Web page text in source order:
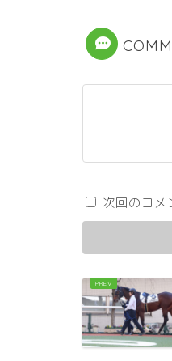
次回のコメ